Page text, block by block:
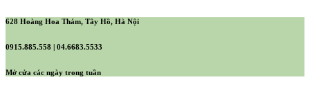
628 Hoàng Hoa Thám, Tây Hồ, Hà Nội
0915.885.558 | 04.6683.5533
Mở cửa các ngày trong tuần